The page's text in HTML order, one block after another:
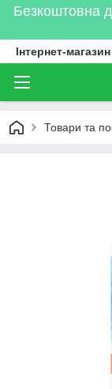
Безкоштовна
Інтернет-
Товари та